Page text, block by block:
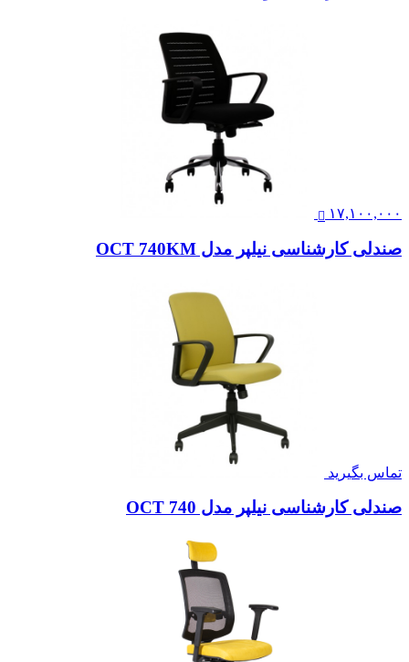
۱۷,۱۰۰,۰۰۰
صندلی کارشناسی نیلپر مدل OCT 740KM
تماس بگیرید
صندلی کارشناسی نیلپر مدل OCT 740